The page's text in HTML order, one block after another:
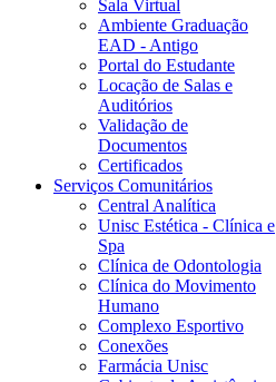
Sala Virtual
Ambiente Graduação
EAD - Antigo
Portal do Estudante
Locação de Salas e
Auditórios
Validação de
Documentos
Certificados
Serviços Comunitários
Central Analítica
Unisc Estética - Clínica e
Spa
Clínica de Odontologia
Clínica do Movimento
Humano
Complexo Esportivo
Conexões
Farmácia Unisc